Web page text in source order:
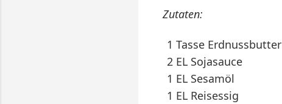
Zutaten:
1 Tasse Erdnussbutter
2 EL Sojasauce
1 EL Sesamöl
1 EL Reisessig